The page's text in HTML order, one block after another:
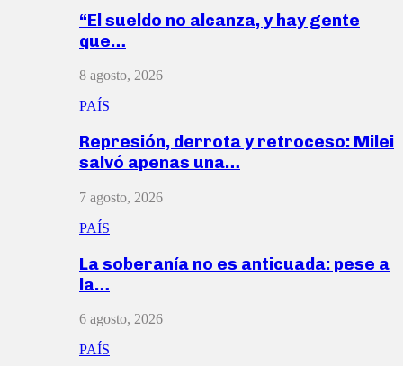
“El sueldo no alcanza, y hay gente
que…
8 agosto, 2026
PAÍS
Represión, derrota y retroceso: Milei
salvó apenas una…
7 agosto, 2026
PAÍS
La soberanía no es anticuada: pese a
la…
6 agosto, 2026
PAÍS